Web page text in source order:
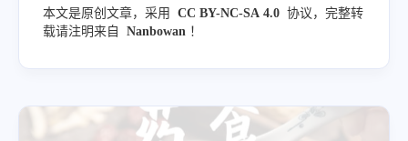
本文是原创文章，采用
CC BY-NC-SA 4.0 协议，完整转
载请注明来自
Nanbowan ！